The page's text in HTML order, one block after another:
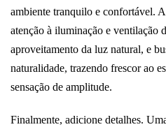
ambiente tranquilo e confortável.
atenção à iluminação e ventilação
aproveitamento da luz natural, e
naturalidade, trazendo frescor ao
sensação de amplitude.
Finalmente, adicione detalhes.